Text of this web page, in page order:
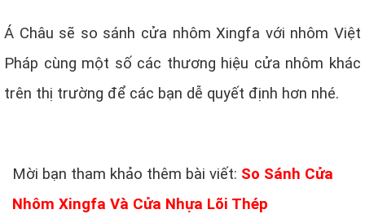
Á Châu sẽ so sánh cửa nhôm Xingfa với nhôm Việt
Pháp cùng một số các thương hiệu cửa nhôm khác
trên thị trường để các bạn dễ quyết định hơn nhé.
Mời bạn tham khảo thêm bài viết: So Sánh Cửa
Nhôm Xingfa Và Cửa Nhựa Lõi Thép